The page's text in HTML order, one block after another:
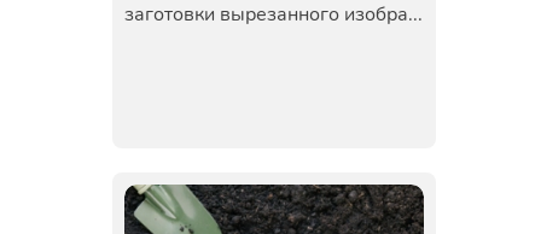
заготовки вырезанного изобра...